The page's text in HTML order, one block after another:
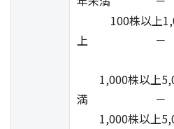
100株以上
上 －
1,000株以上
満 －
1,000株以上